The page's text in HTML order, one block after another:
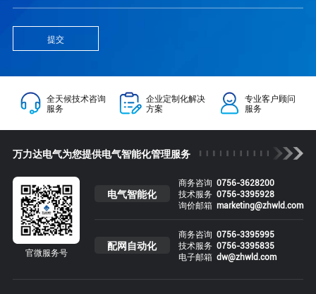
提交
全天候技术咨询
服务
企业定制化解决
方案
专业客户顾问
服务
万力达电气为您提供电气智能化管理服务
官微服务号
电气智能化
商务咨询 0756-3628200
技术服务 0756-3395928
询价邮箱 marketing@zhwld.com
配网自动化
商务咨询 0756-3395995
技术服务 0756-3395835
电子邮箱 dw@zhwld.com